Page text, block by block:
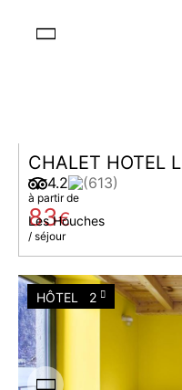
CHALET HOTEL
Les Houches
4.2 (613)
à partir de
83€
/ séjour
HÔTEL 2